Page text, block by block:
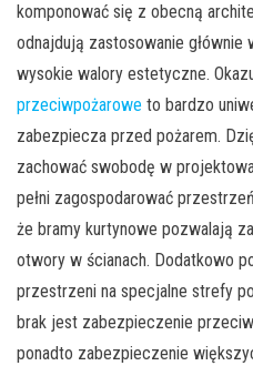
komponować się z obecną
odnajdują zastosowanie głównie
wysokie walory estetyczne.
przeciwpożarowe to bardzo
zabezpiecza przed pożarem.
zachować swobodę w
pełni zagospodarować
że bramy kurtynowe pozwalają
otwory w ścianach. Dodatkowo
przestrzeni na specjalne strefy
brak jest zabezpieczenie
ponadto zabezpieczenie